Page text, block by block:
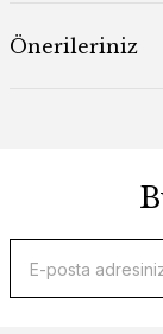
Önerileriniz